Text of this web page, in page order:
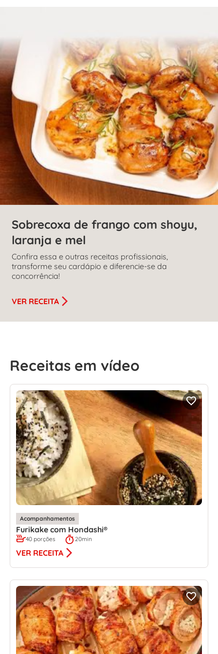
Sobrecoxa de frango com shoyu,
laranja e mel
Confira essa e outras receitas profissionais,
transforme seu cardápio e diferencie-se da
concorrência!
VER RECEITA
Receitas em vídeo
Acompanhamentos
Furikake com Hondashi®
40 porções 20min
VER RECEITA